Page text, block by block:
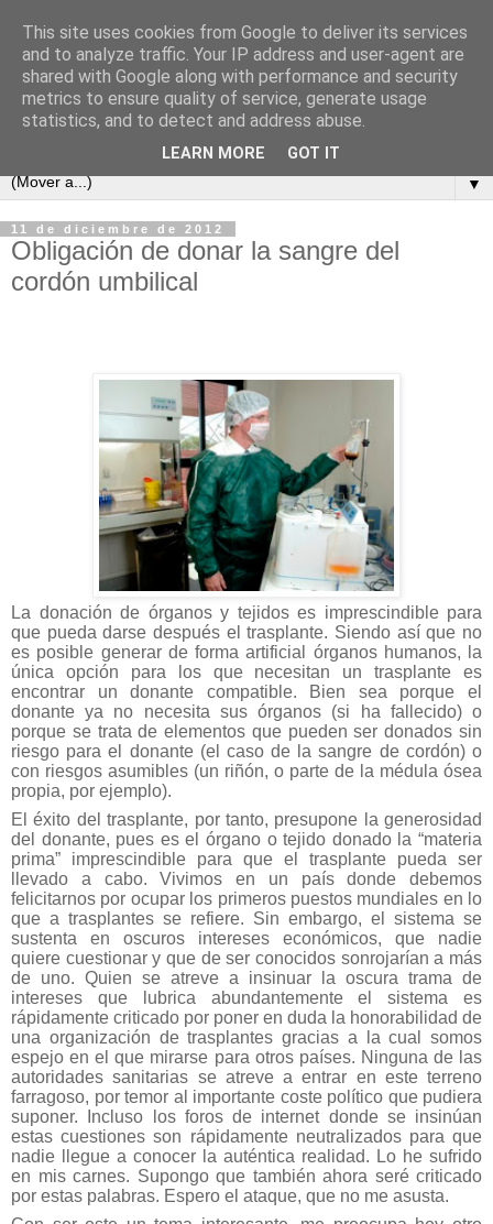
▼
11 de diciembre de 2012
Obligación de donar la sangre del
cordón umbilical
La donación de órganos y tejidos es imprescindible para
que pueda darse después el trasplante. Siendo así que no
es posible generar de forma artificial órganos humanos, la
única opción para los que necesitan un trasplante es
encontrar un donante compatible. Bien sea porque el
donante ya no necesita sus órganos (si ha fallecido) o
porque se trata de elementos que pueden ser donados sin
riesgo para el donante (el caso de la sangre de cordón) o
con riesgos asumibles (un riñón, o parte de la médula ósea
propia, por ejemplo).
El éxito del trasplante, por tanto, presupone la generosidad
del donante, pues es el órgano o tejido donado la “materia
prima” imprescindible para que el trasplante pueda ser
llevado a cabo. Vivimos en un país donde debemos
felicitarnos por ocupar los primeros puestos mundiales en lo
que a trasplantes se refiere. Sin embargo, el sistema se
sustenta en oscuros intereses económicos, que nadie
quiere cuestionar y que de ser conocidos sonrojarían a más
de uno. Quien se atreve a insinuar la oscura trama de
intereses que lubrica abundantemente el sistema es
rápidamente criticado por poner en duda la honorabilidad de
una organización de trasplantes gracias a la cual somos
espejo en el que mirarse para otros países. Ninguna de las
autoridades sanitarias se atreve a entrar en este terreno
farragoso, por temor al importante coste político que pudiera
suponer. Incluso los foros de internet donde se insinúan
estas cuestiones son rápidamente neutralizados para que
nadie llegue a conocer la auténtica realidad. Lo he sufrido
en mis carnes. Supongo que también ahora seré criticado
por estas palabras. Espero el ataque, que no me asusta.
This site uses cookies from Google to deliver its services
and to analyze traffic. Your IP address and user-agent are
shared with Google along with performance and security
metrics to ensure quality of service, generate usage
statistics, and to detect and address abuse.
LEARN MORE GOT IT